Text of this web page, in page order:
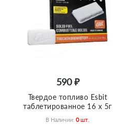
590 ₽
Твердое топливо Esbit
таблетированное 16 x 5г
В Наличии: 0 Шт.